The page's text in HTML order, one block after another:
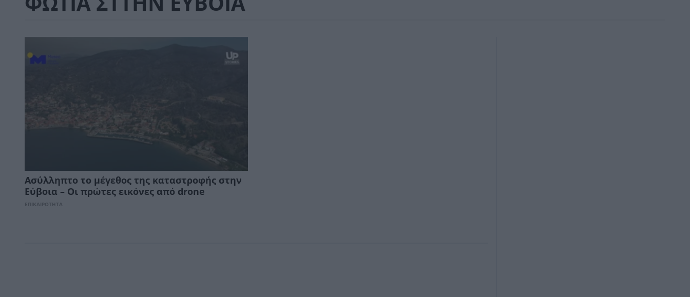
Ασύλληπτο το μέγεθος της καταστροφής στην
Εύβοια – Οι πρώτες εικόνες από drone
ΕΠΙΚΑΙΡΟΤΗΤΑ